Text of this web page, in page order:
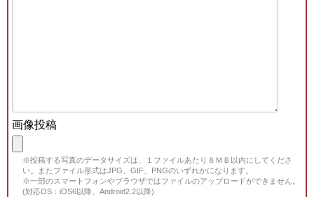
画像投稿
※投稿する写真のデータサイズは、１ファイルあたり８ＭＢ以内にしてくださ
い。またファイル形式はJPG、GIF、PNGのいずれかになります。
※一部のスマートフォンやブラウザではファイルのアップロードができません。
(対応OS：iOS6以降、Android2.2以降)